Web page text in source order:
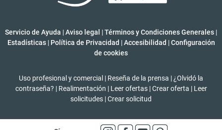
Servicio de Ayuda |Aviso legal |Términos y Condiciones Generales |
Estadísticas | Política de Privacidad | Accesibilidad | Configuración
de cookies
Uso profesional y comercial | Reseña de la prensa | ¿Olvidó la
contraseña? | Realimentación | Leer ofertas | Crear oferta | Leer
solicitudes |Crear solicitud